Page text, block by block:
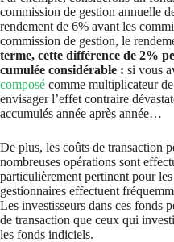
commission de gestion annuelle
rendement de 6% avant les
commission de gestion, le
terme, cette différence de 2%
cumulée considérable : si vous
composé comme multiplicateur
envisager l’effet contraire
accumulés année après année…
De plus, les coûts de transaction
nombreuses opérations sont
particulièrement pertinent pour
gestionnaires effectuent
Les investisseurs dans ces fonds
de transaction que ceux qui
les fonds indiciels.